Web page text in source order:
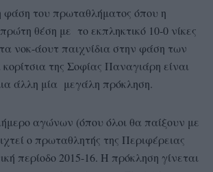
του πρωταθλήματος όπου η
θέση με το εκπληκτικό 10-0 νίκες
νοκ-άουτ παιχνίδια στην φάση των
της Σοφίας Παναγιάρη είναι
άλλη μία μεγάλη πρόκληση.
αγώνων (όπου όλοι θα παίξουν με
ο πρωταθλητής της Περιφέρειας
περίοδο 2015-16. Η πρόκληση γίνεται